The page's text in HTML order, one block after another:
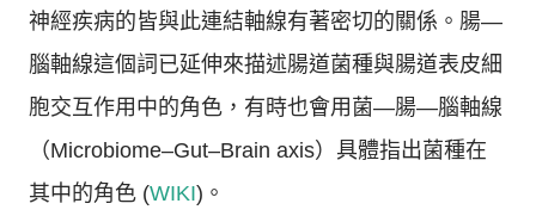
神經疾病的皆與此連結軸線有著密切的關係。腸—
腦軸線這個詞已延伸來描述腸道菌種與腸道表皮細
胞交互作用中的角色，有時也會用菌—腸—腦軸線
（Microbiome–Gut–Brain axis）具體指出菌種在
其中的角色 (WIKI)。